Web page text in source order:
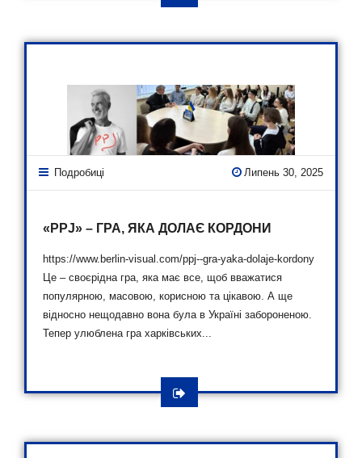
Подробиці Липень 30, 2025
«PPJ» – ГРА, ЯКА ДОЛАЄ КОРДОНИ
https://www.berlin-visual.com/ppj--gra-yaka-dolaje-kordony
Це – своєрідна гра, яка має все, щоб вважатися
популярною, масовою, корисною та цікавою. А ще
відносно нещодавно вона була в Україні забороненою.
Тепер улюблена гра харківських...